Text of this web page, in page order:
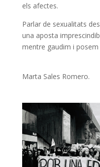
els afectes.
Parlar de sexualitats
una aposta
mentre gaudim i posem
Marta Sales Romero.